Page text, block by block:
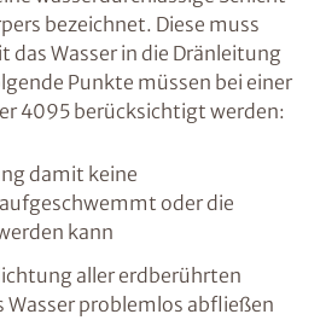
bezeichnet. Diese muss
das Wasser in die Dränleitung
Punkte müssen bei einer
4095 berücksichtigt werden:
damit keine
oder die
kann
aller erdberührten
Wasser problemlos abfließen